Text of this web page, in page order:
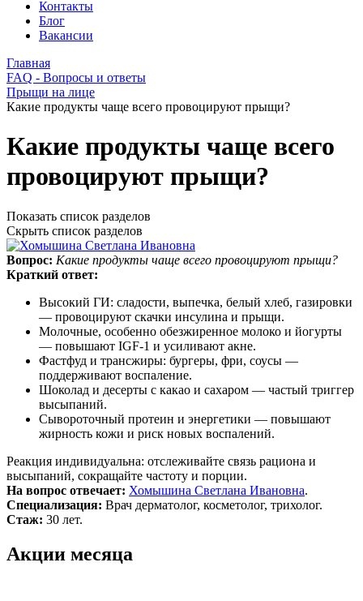
Контакты
Блог
Вакансии
Главная
FAQ - Вопросы и ответы
Прыщи на лице
Какие продукты чаще всего провоцируют прыщи?
Какие продукты чаще всего
провоцируют прыщи?
Показать список разделов
Скрыть список разделов
Вопрос: Какие продукты чаще всего провоцируют прыщи?
Краткий ответ:
Высокий ГИ: сладости, выпечка, белый хлеб, газировки
— провоцируют скачки инсулина и прыщи.
Молочные, особенно обезжиренное молоко и йогурты
— повышают IGF‑1 и усиливают акне.
Фастфуд и трансжиры: бургеры, фри, соусы —
поддерживают воспаление.
Шоколад и десерты с какао и сахаром — частый триггер
высыпаний.
Сывороточный протеин и энергетики — повышают
жирность кожи и риск новых воспалений.
Реакция индивидуальна: отслеживайте связь рациона и
высыпаний, сокращайте частоту и порции.
На вопрос отвечает: Хомышина Светлана Ивановна.
Специализация: Врач дерматолог, косметолог, трихолог.
Стаж: 30 лет.
Акции месяца